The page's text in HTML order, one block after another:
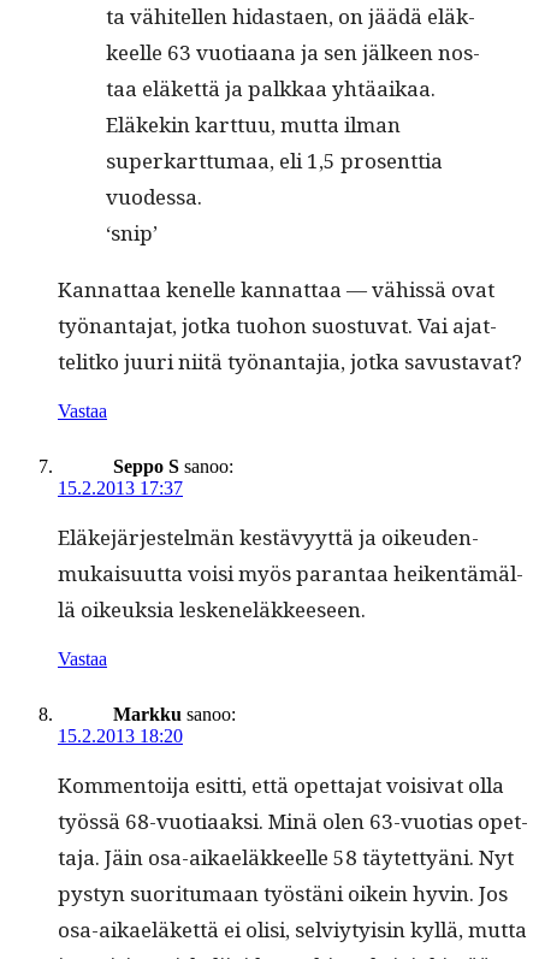
ta vähitellen hidas­taen, on jäädä eläk­
keelle 63 vuo­ti­aana ja sen jäl­keen nos­
taa eläket­tä ja palkkaa yhtäaikaa.
Eläkekin kart­tuu, mut­ta ilman
superkart­tumaa, eli 1,5 pros­ent­tia
vuodessa.
‘snip’
Kan­nat­taa kenelle kan­nat­taa — vähissä ovat
työ­nan­ta­jat, jot­ka tuo­hon suos­tu­vat. Vai ajat­
telitko juuri niitä työ­nan­ta­jia, jot­ka savustavat?
Vastaa
Seppo S sanoo:
15.2.2013 17:37
Eläke­jär­jestelmän kestävyyt­tä ja oikeu­den­
mukaisu­ut­ta voisi myös paran­taa heiken­tämäl­
lä oikeuk­sia leskeneläkkeeseen.
Vastaa
Markku sanoo:
15.2.2013 18:20
Kom­men­toi­ja esit­ti, että opet­ta­jat voisi­vat olla
työssä 68-vuo­ti­aak­si. Minä olen 63-vuo­tias opet­
ta­ja. Jäin osa-aikaeläk­keelle 58 täytet­tyäni. Nyt
pystyn suori­tu­maan työstäni oikein hyvin. Jos
osa-aikaeläket­tä ei olisi, selviy­ty­isin kyl­lä, mut­ta